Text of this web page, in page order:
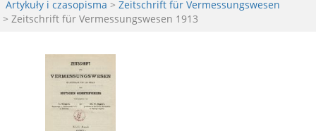
Artykuły i czasopisma > Zeitschrift für Vermessungswesen
> Zeitschrift für Vermessungswesen 1913